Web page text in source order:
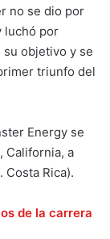
no se dio por
luchó por
su objetivo y se
triunfo del
Energy se
California, a
Costa Rica).
de la carrera